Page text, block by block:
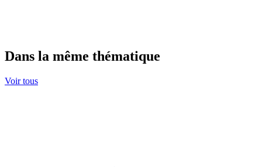
Dans la même thématique
Voir tous